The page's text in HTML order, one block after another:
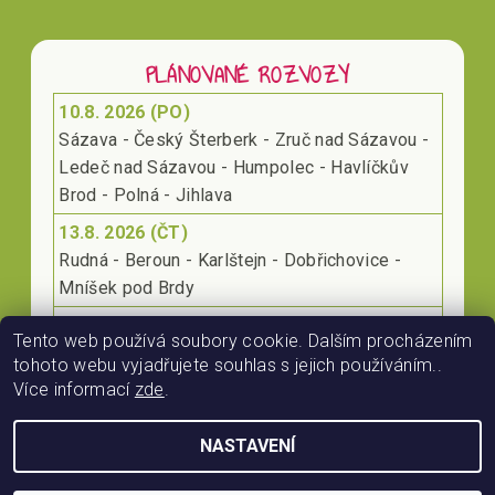
PLÁNOVANÉ ROZVOZY
10.8. 2026 (PO)
Sázava - Český Šterberk - Zruč nad Sázavou -
Ledeč nad Sázavou - Humpolec - Havlíčkův
Brod - Polná - Jihlava
13.8. 2026 (ČT)
Rudná - Beroun - Karlštejn - Dobřichovice -
Mníšek pod Brdy
Klecany - Kralupy nad Vltavou - Roudnice nad
Labem - Lovosice
2026 © RájProKoně.cz, všechna práva vyhrazena
Tento web používá soubory cookie. Dalším procházením
tohoto webu vyjadřujete souhlas s jejich používáním..
Více informací zde.
NASTAVENÍ